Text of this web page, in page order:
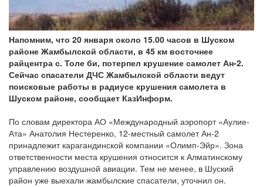
Напомним, что 20 января около 15.00 часов в Шуском
районе Жамбылской области, в 45 км восточнее
райцентра с. Толе би, потерпел крушение самолет Ан-2.
Сейчас спасатели ДЧС Жамбылской области ведут
поисковые работы в радиусе крушения самолета в
Шуском районе, сообщает КазИнформ.
По словам директора АО «Международный аэропорт «Аулие-
Ата» Анатолия Нестеренко, 12-местный самолет Ан-2
принадлежит карагандинской компании «Олимп-Эйр». Зона
ответственности места крушения относится к Алматинскому
управлению воздушной авиации. Тем не менее, в Шуский
район уже выехали жамбылские спасатели, уточнил он.